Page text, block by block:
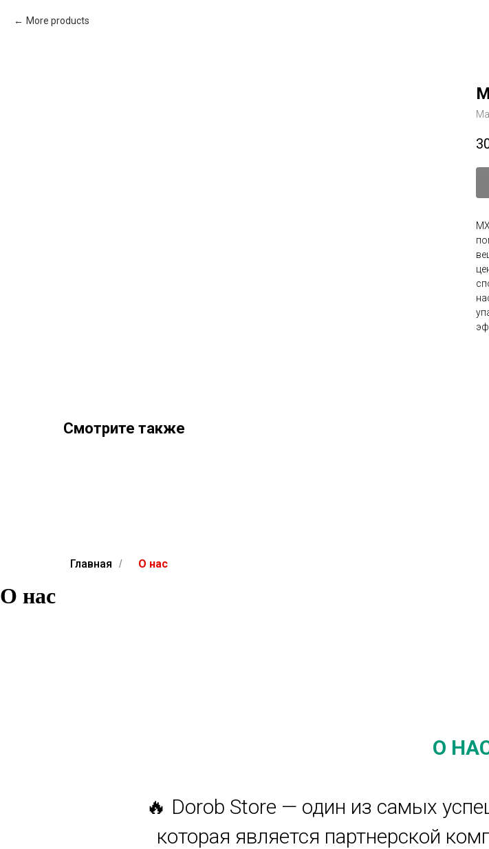
More products
Смотрите также
Главная / О нас
О нас
О
🔥 Dorob Store — один из самых
которая является партнерской